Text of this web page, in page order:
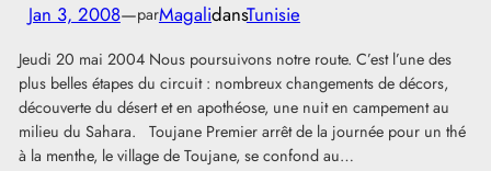
Jan 3, 2008—parMagalidansTunisie
Jeudi 20 mai 2004 Nous poursuivons notre route. C’est l’une des
plus belles étapes du circuit : nombreux changements de décors,
découverte du désert et en apothéose, une nuit en campement au
milieu du Sahara. Toujane Premier arrêt de la journée pour un thé
à la menthe, le village de Toujane, se confond au…